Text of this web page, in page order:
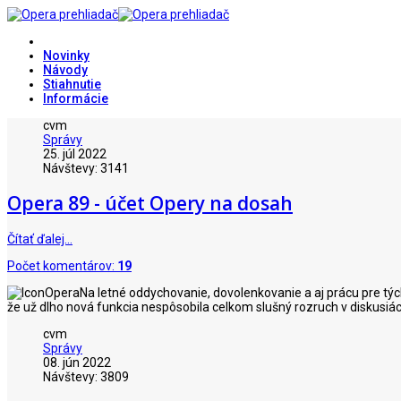
Novinky
Návody
Stiahnutie
Informácie
cvm
Správy
25. júl 2022
Návštevy: 3141
Opera 89 - účet Opery na dosah
Čítať ďalej…
Počet komentárov: 19
Na letné oddychovanie, dovolenkovanie a aj prácu pre
že už dlho nová funkcia nespôsobila celkom slušný rozruch v
cvm
Správy
08. jún 2022
Návštevy: 3809